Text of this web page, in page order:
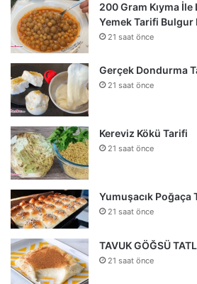
200 Gram Kıyma
Yemek Tarifi Bulgur
21 saat önce
Gerçek Dondurma
21 saat önce
Kereviz Kökü Tarifi
21 saat önce
Yumuşacık Poğaça
21 saat önce
TAVUK GÖĞSÜ
21 saat önce